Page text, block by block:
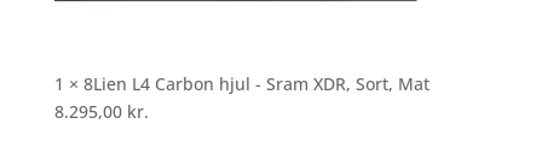
1 × 8Lien L4 Carbon hjul - Sram XDR, Sort, Mat
8.295,00 kr.